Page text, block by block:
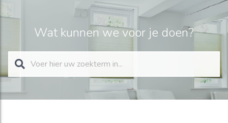
Wat kunnen we voor je doen?